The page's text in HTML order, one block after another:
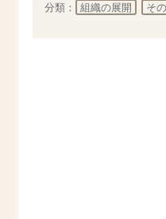
分類：
組織の展開 そ